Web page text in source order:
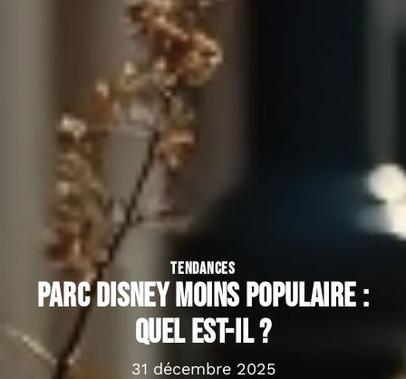
TENDANCES
Parc Disney moins populaire :
quel est-il ?
31 décembre 2025